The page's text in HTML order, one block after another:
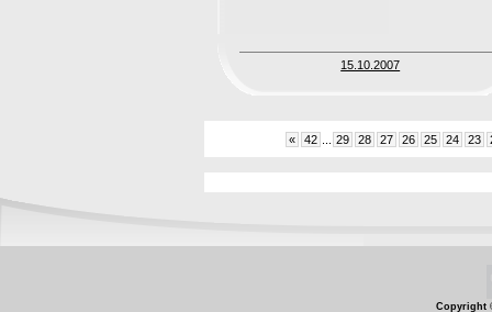
15.10.2007
« 42 29 28 27 26 25 24 23
Copyright